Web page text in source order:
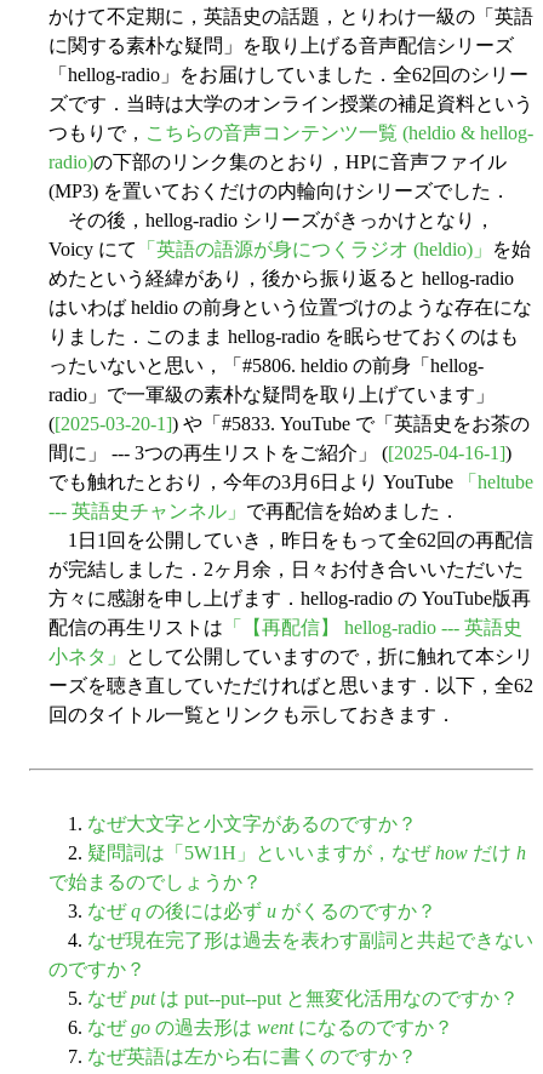
かけて不定期に，英語史の話題，とりわけ一級の「英語
に関する素朴な疑問」を取り上げる音声配信シリーズ
「hellog-radio」をお届けしていました．全62回のシリー
ズです．当時は大学のオンライン授業の補足資料という
つもりで， こちらの音声コンテンツ一覧 (heldio & hellog-
radio)の下部のリンク集のとおり，HPに音声ファイル
(MP3) を置いておくだけの内輪向けシリーズでした．
その後，hellog-radio シリーズがきっかけとなり，
Voicy にて
「英語の語源が身につくラジオ (heldio)」
を始
めたという経緯があり，後から振り返ると hellog-radio
はいわば heldio の前身という位置づけのような存在にな
りました．このまま hellog-radio を眠らせておくのはも
ったいないと思い，「#5806. heldio の前身「hellog-
radio」で一軍級の素朴な疑問を取り上げています」
([2025-03-20-1]) や「#5833. YouTube で「英語史をお茶の
間に」 --- 3つの再生リストをご紹介」 ([2025-04-16-1])
でも触れたとおり，今年の3月6日より YouTube
「heltube
--- 英語史チャンネル」 で再配信を始めました．
1日1回を公開していき，昨日をもって全62回の再配信
が完結しました．2ヶ月余，日々お付き合いいただいた
方々に感謝を申し上げます．hellog-radio の YouTube版再
配信の再生リストは 「【再配信】 hellog-radio --- 英語史
小ネタ」
として公開していますので，折に触れて本シリ
ーズを聴き直していただければと思います．以下，全62
回のタイトル一覧とリンクも示しておきます．
1. なぜ大文字と小文字があるのですか？
2. 疑問詞は「5W1H」といいますが，なぜhow だけ h
で始まるのでしょうか？
3. なぜq の後には必ず u がくるのですか？
4. なぜ現在完了形は過去を表わす副詞と共起できない
のですか？
5. なぜputは put--put--put と無変化活用なのですか？
6. なぜgo の過去形は wentになるのですか？
7. なぜ英語は左から右に書くのですか？